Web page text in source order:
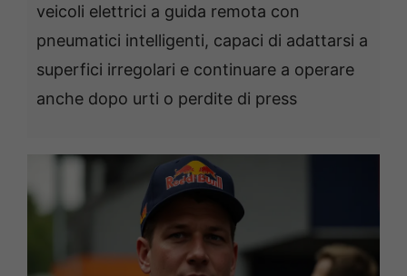
veicoli elettrici a guida remota con
pneumatici intelligenti, capaci di adattarsi a
superfici irregolari e continuare a operare
anche dopo urti o perdite di press